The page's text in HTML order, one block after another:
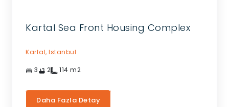
Kartal Sea Front Housing Complex
Kartal, Istanbul
3 2 114 m2
Daha Fazla Detay